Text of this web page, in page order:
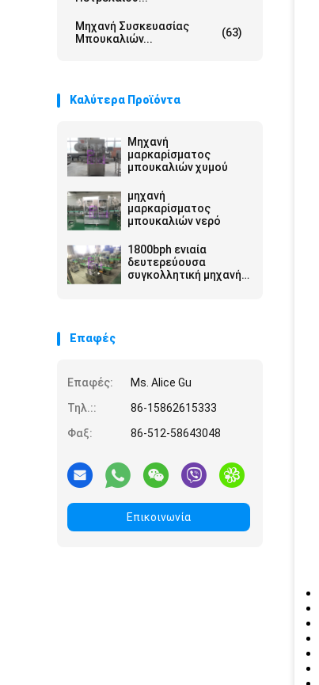
Μηχανή Συσκευασίας
Μπουκαλιών...
(63)
Καλύτερα Προϊόντα
Μηχανή
μαρκαρίσματος
μπουκαλιών χυμού
μηχανή
μαρκαρίσματος
μπουκαλιών νερό
1800bph ενιαία
δευτερεύουσα
συγκολλητική μηχανή
Επαφές
Επαφές:
Ms. Alice Gu
Τηλ.::
86-15862615333
Φαξ:
86-512-58643048
Επικοινωνία